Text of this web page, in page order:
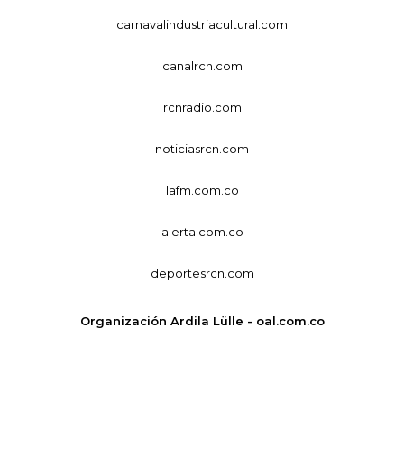
carnavalindustriacultural.com
canalrcn.com
rcnradio.com
noticiasrcn.com
lafm.com.co
alerta.com.co
deportesrcn.com
Organización Ardila Lülle - oal.com.co